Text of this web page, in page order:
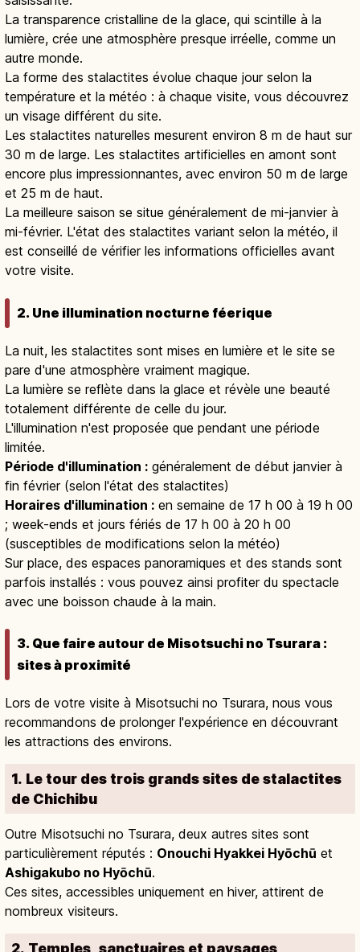
La transparence cristalline de la glace, qui scintille à la
lumière, crée une atmosphère presque irréelle, comme un
autre monde.
La forme des stalactites évolue chaque jour selon la
température et la météo : à chaque visite, vous découvrez
un visage différent du site.
Les stalactites naturelles mesurent environ 8 m de haut sur
30 m de large. Les stalactites artificielles en amont sont
encore plus impressionnantes, avec environ 50 m de large
et 25 m de haut.
La meilleure saison se situe généralement de mi-janvier à
mi-février. L'état des stalactites variant selon la météo, il
est conseillé de vérifier les informations officielles avant
votre visite.
2. Une illumination nocturne féerique
La nuit, les stalactites sont mises en lumière et le site se
pare d'une atmosphère vraiment magique.
La lumière se reflète dans la glace et révèle une beauté
totalement différente de celle du jour.
L'illumination n'est proposée que pendant une période
limitée.
Période d'illumination : généralement de début janvier à
fin février (selon l'état des stalactites)
Horaires d'illumination : en semaine de 17 h 00 à 19 h 00
; week-ends et jours fériés de 17 h 00 à 20 h 00
(susceptibles de modifications selon la météo)
Sur place, des espaces panoramiques et des stands sont
parfois installés : vous pouvez ainsi profiter du spectacle
avec une boisson chaude à la main.
3. Que faire autour de Misotsuchi no Tsurara :
sites à proximité
Lors de votre visite à Misotsuchi no Tsurara, nous vous
recommandons de prolonger l'expérience en découvrant
les attractions des environs.
1. Le tour des trois grands sites de stalactites
de Chichibu
Outre Misotsuchi no Tsurara, deux autres sites sont
particulièrement réputés : Onouchi Hyakkei Hyōchū et
Ashigakubo no Hyōchū.
Ces sites, accessibles uniquement en hiver, attirent de
nombreux visiteurs.
2. Temples, sanctuaires et paysages